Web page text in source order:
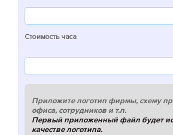
Стоимость часа
Приложите логотип фирмы, схему
офиса, сотрудников и т.п.
Первый приложенный файл будет
качестве логотипа.